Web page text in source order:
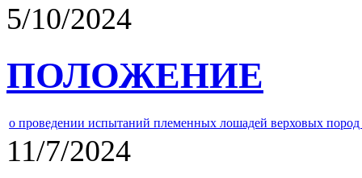
5/10/2024
ПОЛОЖЕНИЕ
о проведении испытаний племенных лошадей верховых
11/7/2024